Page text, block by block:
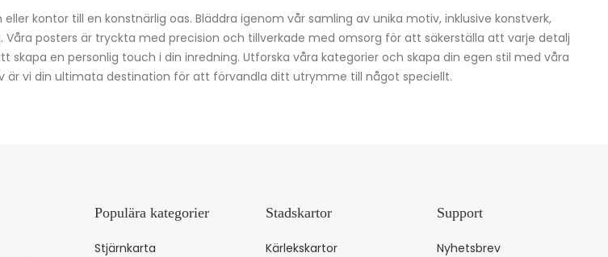
kontor till en konstnärlig oas. Bläddra igenom vår samling av unika motiv, inklusive konstverk,
posters är tryckta med precision och tillverkade med omsorg för att säkerställa att varje detalj
en personlig touch i din inredning. Utforska våra kategorier och skapa din egen stil med våra
är vi din ultimata destination för att förvandla ditt utrymme till något speciellt.
Populära kategorier
Stjärnkarta
Stadskartor
Kärlekskartor
Support
Nyhetsbrev